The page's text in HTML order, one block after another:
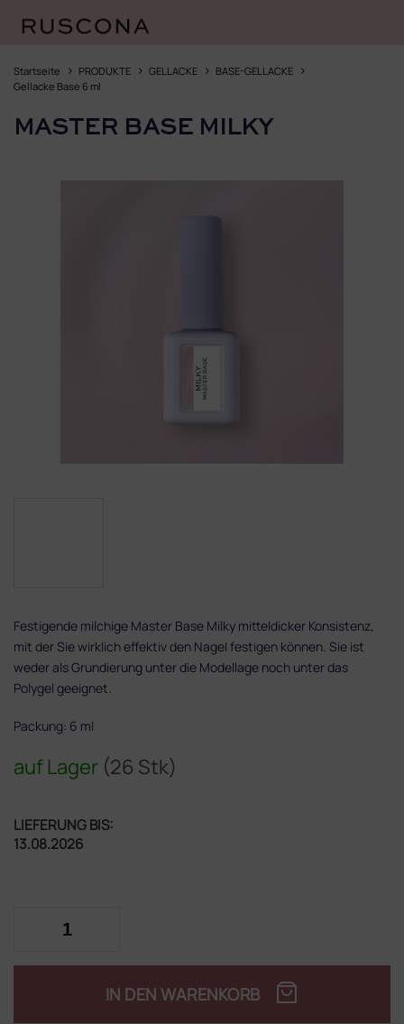
Inhalt
springen
Startseite PRODUKTE GELLACKE
BASE-GELLACKE
Gellacke Base 6 ml
MASTER BASE MILKY
auf Lager (26 Stk)
LIEFERUNG BIS:
13.08.2026
IN DEN WARENKORB
Festigende milchige Master Base Milky mitteldicker Konsistenz,
mit der Sie wirklich effektiv den Nagel festigen können. Sie ist
weder als Grundierung unter die Modellage noch unter das
Polygel geeignet.
Packung: 6 ml